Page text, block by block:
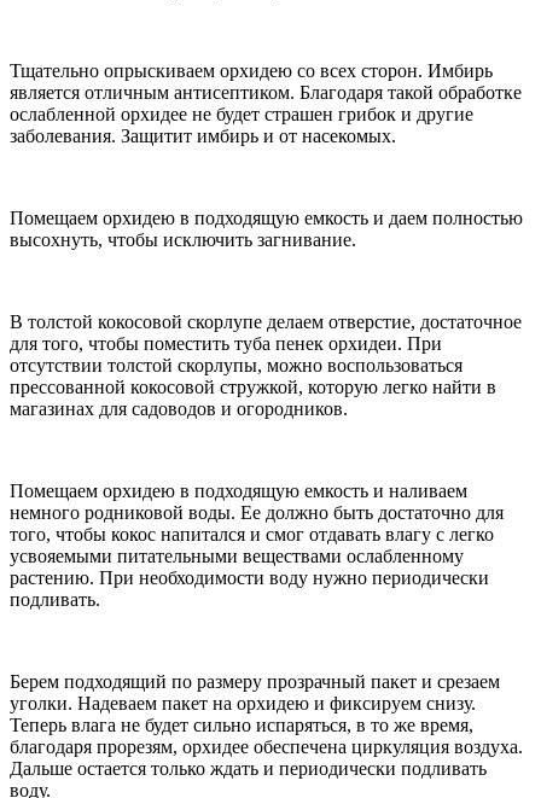
Тщательно опрыскиваем орхидею со всех сторон. Имбирь
является отличным антисептиком. Благодаря такой обработке
ослабленной орхидее не будет страшен грибок и другие
заболевания. Защитит имбирь и от насекомых.
Помещаем орхидею в подходящую емкость и даем полностью
высохнуть, чтобы исключить загнивание.
В толстой кокосовой скорлупе делаем отверстие, достаточное
для того, чтобы поместить туба пенек орхидеи. При
отсутствии толстой скорлупы, можно воспользоваться
прессованной кокосовой стружкой, которую легко найти в
магазинах для садоводов и огородников.
Помещаем орхидею в подходящую емкость и наливаем
немного родниковой воды. Ее должно быть достаточно для
того, чтобы кокос напитался и смог отдавать влагу с легко
усвояемыми питательными веществами ослабленному
растению. При необходимости воду нужно периодически
подливать.
Берем подходящий по размеру прозрачный пакет и срезаем
уголки. Надеваем пакет на орхидею и фиксируем снизу.
Теперь влага не будет сильно испаряться, в то же время,
благодаря прорезям, орхидее обеспечена циркуляция воздуха.
Дальше остается только ждать и периодически подливать
воду.